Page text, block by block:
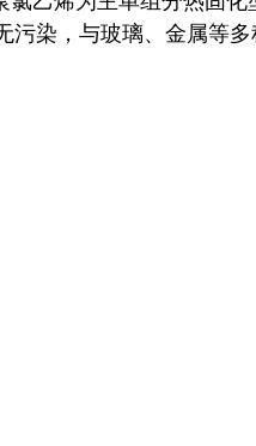
染，与玻璃、金属等多